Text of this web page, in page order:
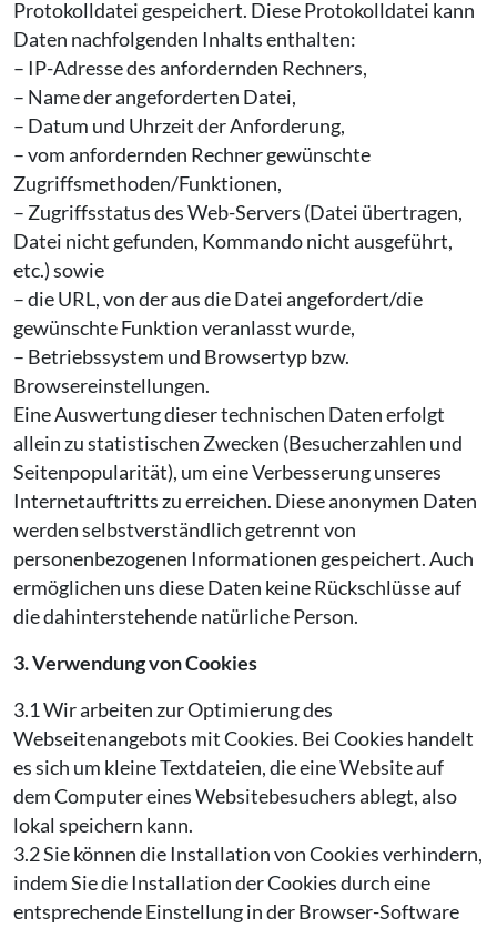
Protokolldatei gespeichert. Diese Protokolldatei kann
Daten nachfolgenden Inhalts enthalten:
– IP-Adresse des anfordernden Rechners,
– Name der angeforderten Datei,
– Datum und Uhrzeit der Anforderung,
– vom anfordernden Rechner gewünschte
Zugriffsmethoden/Funktionen,
– Zugriffsstatus des Web-Servers (Datei übertragen,
Datei nicht gefunden, Kommando nicht ausgeführt,
etc.) sowie
– die URL, von der aus die Datei angefordert/die
gewünschte Funktion veranlasst wurde,
– Betriebssystem und Browsertyp bzw.
Browsereinstellungen.
Eine Auswertung dieser technischen Daten erfolgt
allein zu statistischen Zwecken (Besucherzahlen und
Seitenpopularität), um eine Verbesserung unseres
Internetauftritts zu erreichen. Diese anonymen Daten
werden selbstverständlich getrennt von
personenbezogenen Informationen gespeichert. Auch
ermöglichen uns diese Daten keine Rückschlüsse auf
die dahinterstehende natürliche Person.
3. Verwendung von Cookies
3.1 Wir arbeiten zur Optimierung des
Webseitenangebots mit Cookies. Bei Cookies handelt
es sich um kleine Textdateien, die eine Website auf
dem Computer eines Websitebesuchers ablegt, also
lokal speichern kann.
3.2 Sie können die Installation von Cookies verhindern,
indem Sie die Installation der Cookies durch eine
entsprechende Einstellung in der Browser-Software